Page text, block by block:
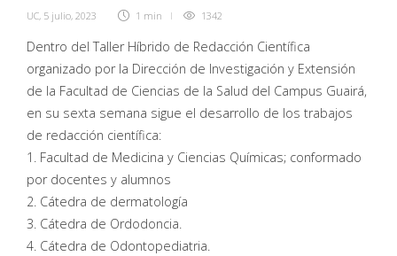
UC, 5 julio, 2023 1 min 1342
Dentro del Taller Híbrido de Redacción Científica
organizado por la Dirección de Investigación y Extensión
de la Facultad de Ciencias de la Salud del Campus Guairá,
en su sexta semana sigue el desarrollo de los trabajos
de redacción científica:
1. Facultad de Medicina y Ciencias Químicas; conformado
por docentes y alumnos
2. Cátedra de dermatología
3. Cátedra de Ordodoncia.
4. Cátedra de Odontopediatria.